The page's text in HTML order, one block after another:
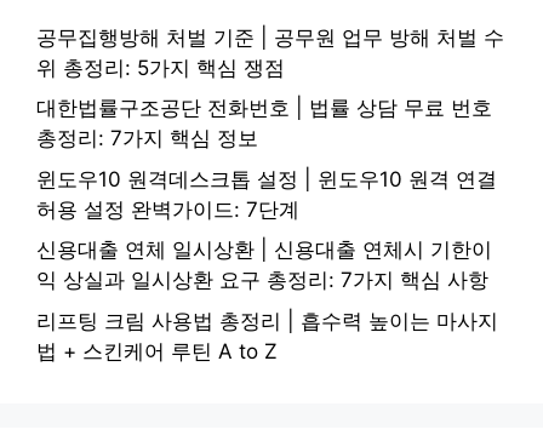
공무집행방해 처벌 기준 | 공무원 업무 방해 처벌 수
위 총정리: 5가지 핵심 쟁점
대한법률구조공단 전화번호 | 법률 상담 무료 번호
총정리: 7가지 핵심 정보
윈도우10 원격데스크톱 설정 | 윈도우10 원격 연결
허용 설정 완벽가이드: 7단계
신용대출 연체 일시상환 | 신용대출 연체시 기한이
익 상실과 일시상환 요구 총정리: 7가지 핵심 사항
리프팅 크림 사용법 총정리 | 흡수력 높이는 마사지
법 + 스킨케어 루틴 A to Z